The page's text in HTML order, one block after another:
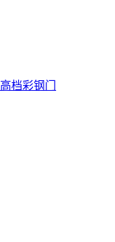
高档彩钢门